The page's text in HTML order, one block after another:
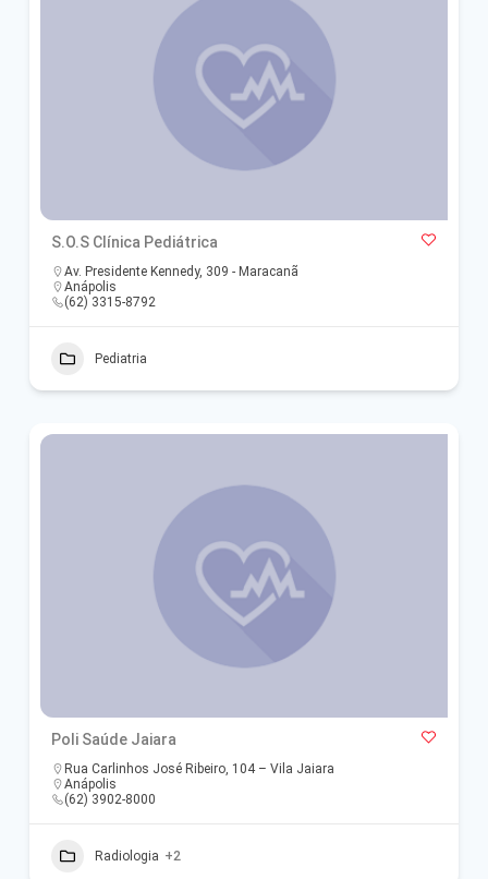
S.O.S Clínica Pediátrica
Av. Presidente Kennedy, 309 - Maracanã
Anápolis
(62) 3315-8792
Pediatria
Poli Saúde Jaiara
Rua Carlinhos José Ribeiro, 104 – Vila Jaiara
Anápolis
(62) 3902-8000
Radiologia +2